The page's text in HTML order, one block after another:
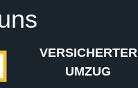
VERSICHERTER
UMZUG